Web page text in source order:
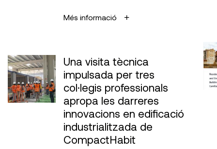
Més informació
Una visita tècnica
impulsada per tres
col·legis professionals
apropa les darreres
innovacions en edificació
industrialitzada de
CompactHabit